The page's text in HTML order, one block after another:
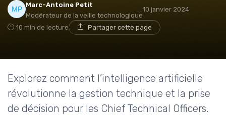
Marc-Antoine Petit
Modérateur de la veille technologique
10 janvier 2024
10 min de lecture Partager cette page
Explorez comment l’intelligence artificielle
révolutionne la gestion technique et la prise
de décision pour les Chief Technical Officers.